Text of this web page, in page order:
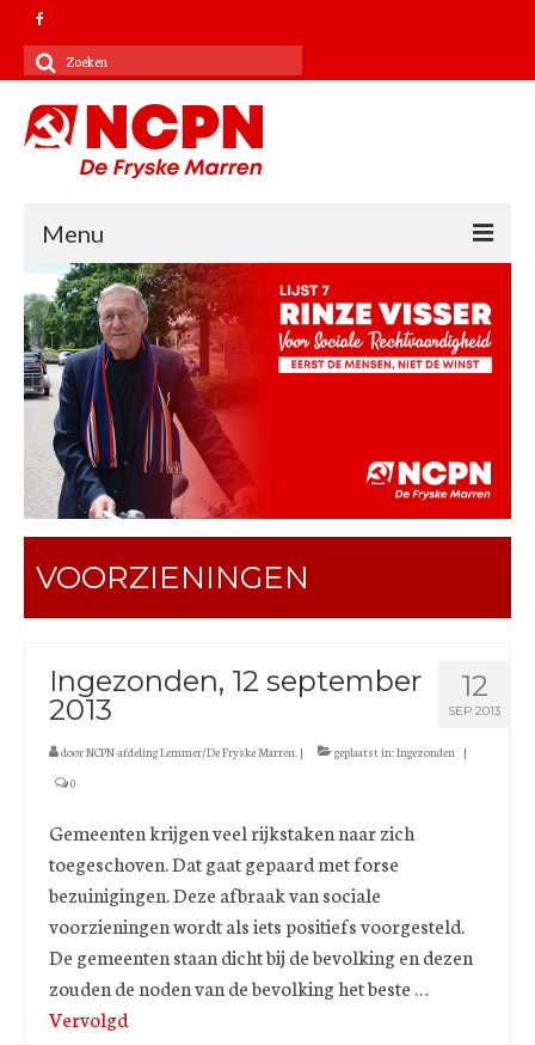
Zoeken
Menu
Contact
Kandidatenlijst 2022
Verkiezingsprogramma 2022
NCPN landelijk
VOORZIENINGEN
12
SEP 2013
Ingezonden, 12 september
2013
doorNCPN-afdeling Lemmer/De Fryske Marren. | geplaatst in:Ingezonden |
0
Gemeenten krijgen veel rijkstaken naar zich
toegeschoven. Dat gaat gepaard met forse
bezuinigingen. Deze afbraak van sociale
voorzieningen wordt als iets positiefs voorgesteld.
De gemeenten staan dicht bij de bevolking en dezen
zouden de noden van de bevolking het beste …
Vervolgd